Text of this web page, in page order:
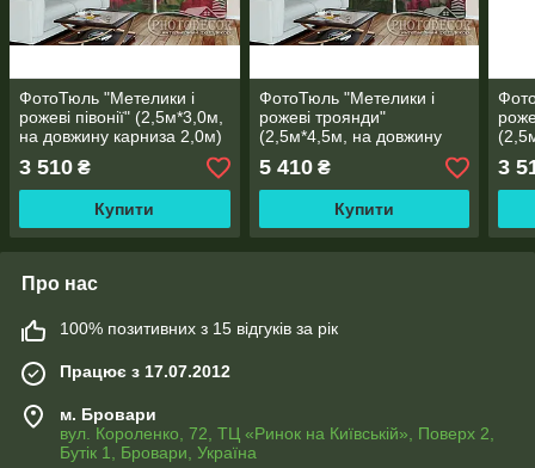
ФотоТюль "Метелики і
рожеві півонії" (2,5м*3,0м,
на довжину карниза 2,0м)
3 510 ₴
Купити
ФотоТюль "Метелики і
рожеві троянди"
(2,5м*4,5м, на довжину
5 410₴
Купити
3
Про нас
100% позитивних з 15 відгуків за рік
Працює з 17.07.2012
м. Бровари
вул. Короленко, 72, ТЦ «Ринок на Київській», Поверх 2,
Бутік 1, Бровари, Україна